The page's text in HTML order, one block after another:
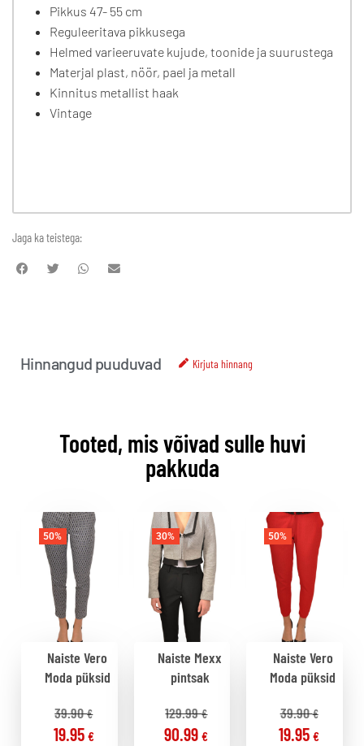
Pikkus 47- 55 cm
Reguleeritava pikkusega
Helmed varieeruvate kujude, toonide ja suurustega
Materjal plast, nöör, pael ja metall
Kinnitus metallist haak
Vintage
Jaga ka teistega:
Hinnangud puuduvad Kirjuta hinnang
Tooted, mis võivad sulle huvi
pakkuda
50%
Naiste Vero
Moda püksid
39.90€
19.95 €
30%
Naiste Mexx
pintsak
129.99€
90.99€
50%
Naiste Vero
Moda püksid
39.90€
19.95€